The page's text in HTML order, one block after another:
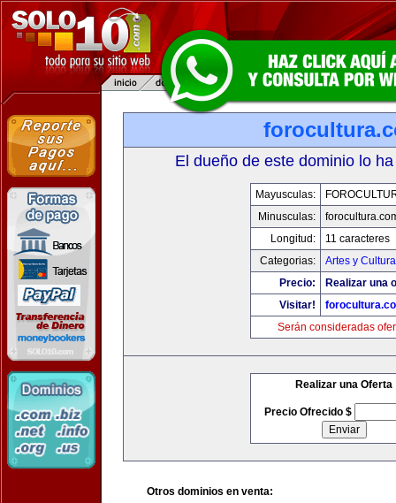
El dueño de este dominio lo
Mayusculas:
Minusculas:
Longitud:
11 caracteres
Categorias:
Artes y Cultura
Precio:
Realizar una
Visitar!
Serán consideradas
Realizar una Oferta
Precio Ofrecido $
Otros dominios en venta: